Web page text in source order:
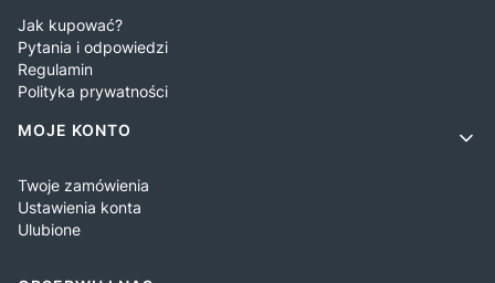
Jak kupować?
Pytania i odpowiedzi
Regulamin
Polityka prywatności
MOJE KONTO
Twoje zamówienia
Ustawienia konta
Ulubione